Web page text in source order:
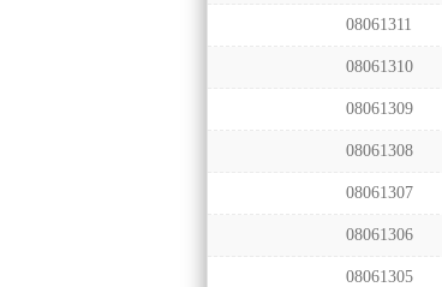
08061311
08061310
08061309
08061308
08061307
08061306
08061305